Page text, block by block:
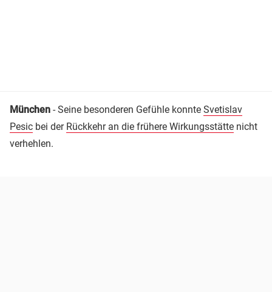
München - Seine besonderen Gefühle konnte Svetislav
Pesic bei der Rückkehr an die frühere Wirkungsstätte nicht
verhehlen.